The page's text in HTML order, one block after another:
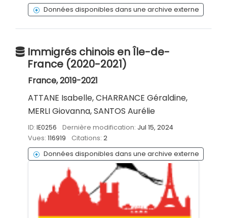
Données disponibles dans une archive externe
Immigrés chinois en Île-de-
France (2020-2021)
France, 2019-2021
ATTANE Isabelle, CHARRANCE Géraldine,
MERLI Giovanna, SANTOS Aurélie
ID: IE0256 Dernière modification: Jul 15, 2024
Vues: 116919 Citations: 2
Données disponibles dans une archive externe